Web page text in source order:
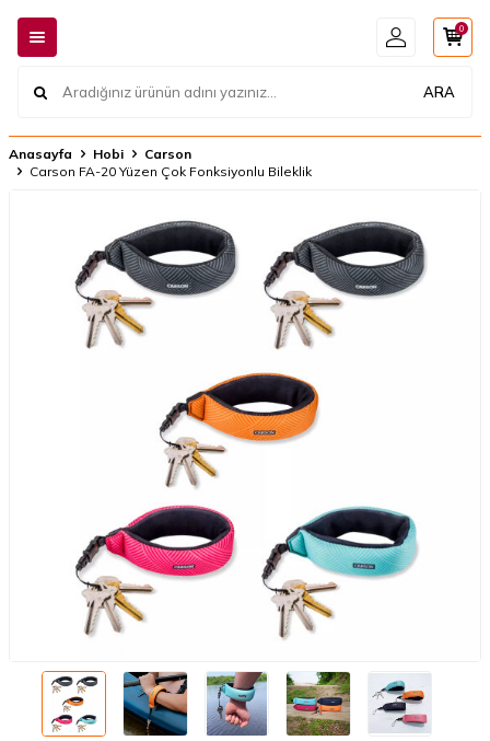
ARA
0
Anasayfa Hobi
Carson
Carson FA-20 Yüzen Çok Fonksiyonlu Bileklik